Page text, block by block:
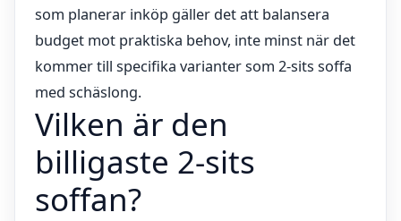
som planerar inköp gäller det att balansera
budget mot praktiska behov, inte minst när det
kommer till specifika varianter som 2-sits soffa
med schäslong.
Vilken är den
billigaste 2-sits
soffan?